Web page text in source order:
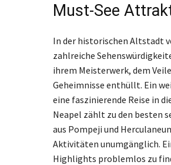
Must-See
In der historischen Altstadt
zahlreiche
ihrem Meisterwerk, dem
Geheimnisse enthüllt. Ein
eine faszinierende Reise in
Neapel zählt zu den besten
aus Pompeji und
Aktivitäten unumgänglich.
Highlights problemlos zu